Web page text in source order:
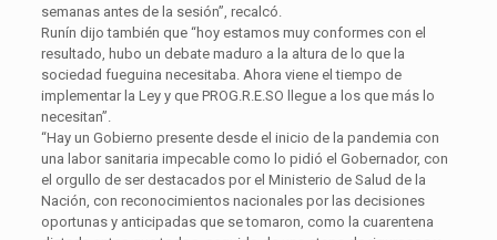
semanas antes de la sesión”, recalcó.
Runín dijo también que “hoy estamos muy conformes con el
resultado, hubo un debate maduro a la altura de lo que la
sociedad fueguina necesitaba. Ahora viene el tiempo de
implementar la Ley y que PROG.R.E.SO llegue a los que más lo
necesitan”.
“Hay un Gobierno presente desde el inicio de la pandemia con
una labor sanitaria impecable como lo pidió el Gobernador, con
el orgullo de ser destacados por el Ministerio de Salud de la
Nación, con reconocimientos nacionales por las decisiones
oportunas y anticipadas que se tomaron, como la cuarentena